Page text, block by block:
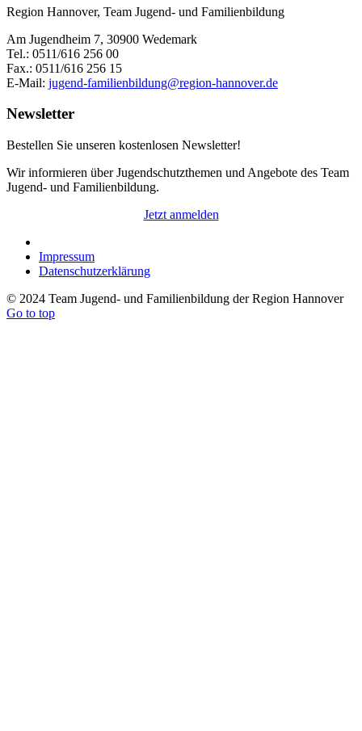
Region Hannover, Team Jugend- und Familienbildung
Am Jugendheim 7, 30900 Wedemark
Tel.: 0511/616 256 00
Fax.: 0511/616 256 15
E-Mail: jugend-familienbildung@region-hannover.de
Newsletter
Bestellen Sie unseren kostenlosen Newsletter!
Wir informieren über Jugendschutzthemen und Angebote des Team
Jugend- und Familienbildung.
Jetzt anmelden
Impressum
Datenschutzerklärung
© 2024 Team Jugend- und Familienbildung der Region Hannover
Go to top